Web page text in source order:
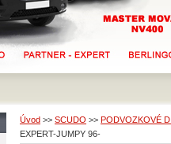
Úvod >> SCUDO >> PODVOZKOVÉ
EXPERT-JUMPY 96-